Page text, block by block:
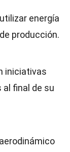
energía
producción.
iniciativas
final de su